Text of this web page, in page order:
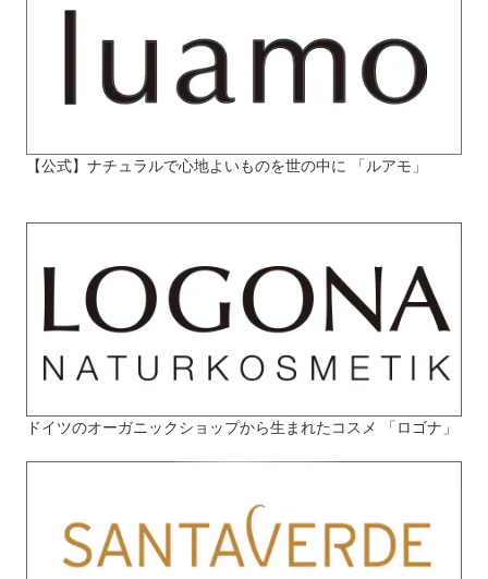
【公式】ナチュラルで心地よいものを世の中に 「ルアモ」
ドイツのオーガニックショップから生まれたコスメ 「ロゴナ」